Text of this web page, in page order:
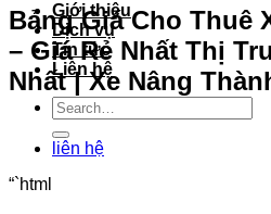
Giới thiệu
Dịch vụ
Tin tức
Liên hệ
liên hệ
Bảng Giá Cho Thuê
– Giá Rẻ Nhất Thị
Nhất | Xe Nâng
“`html